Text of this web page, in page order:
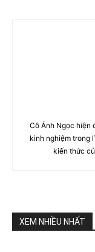
Cô Ánh Ngọc hiện
kinh nghiệm trong
kiến thức
XEM NHIỀU NHẤT